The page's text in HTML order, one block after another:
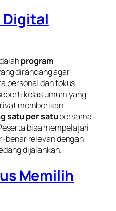
Digital
program
dirancang agar
personal dan fokus
kelas umum yang
memberikan
satu per satubersama
bisa mempelajari
benar relevan dengan
dijalankan.
Memilih